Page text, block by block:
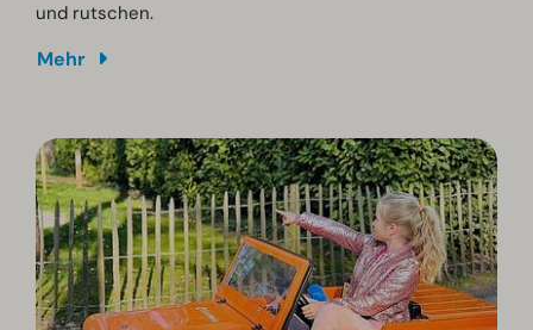
und rutschen.
Mehr